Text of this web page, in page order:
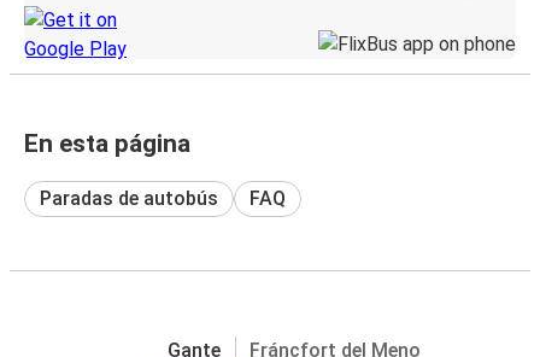
En esta página
Paradas de autobús FAQ
Gante Fráncfort del Meno